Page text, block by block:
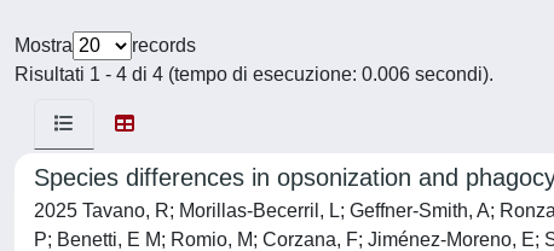
Mostra
records
Risultati 1 - 4 di 4 (tempo di esecuzione: 0.006 secondi).
Species differences in opsonization and
2025 Tavano, R; Morillas-Becerril, L; Geffner-Smith, A;
P; Benetti, E M; Romio, M; Corzana, F; Jiménez-Moreno,